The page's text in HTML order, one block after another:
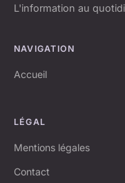
L'information au
NAVIGATION
Accueil
LÉGAL
Mentions légales
Contact